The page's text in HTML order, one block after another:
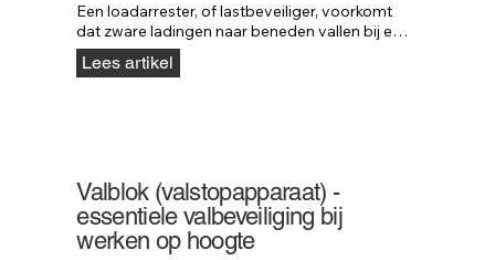
Een loadarrester, of lastbeveiliger, voorkomt
dat zware ladingen naar beneden vallen bij een
defect aan hijs- of machineonderdelen. Het
systeem werkt als valbeveiliging voor
Lees artikel
Valblok (valstopapparaat) -
essentiele valbeveiliging bij
werken op hoogte